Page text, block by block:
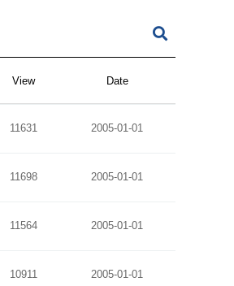
View Date
11631 2005-01-01
11698 2005-01-01
11564 2005-01-01
10911 2005-01-01